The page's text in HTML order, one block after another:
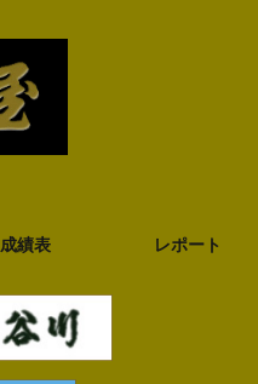
成績表 レポート